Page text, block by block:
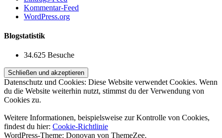
Kommentar-Feed
WordPress.org
Blogstatistik
34.625 Besuche
Datenschutz und Cookies: Diese Website verwendet Cookies. Wenn
du die Website weiterhin nutzt, stimmst du der Verwendung von
Cookies zu.
Weitere Informationen, beispielsweise zur Kontrolle von Cookies,
findest du hier: Cookie-Richtlinie
WordPress-Theme: Donovan von ThemeZee.